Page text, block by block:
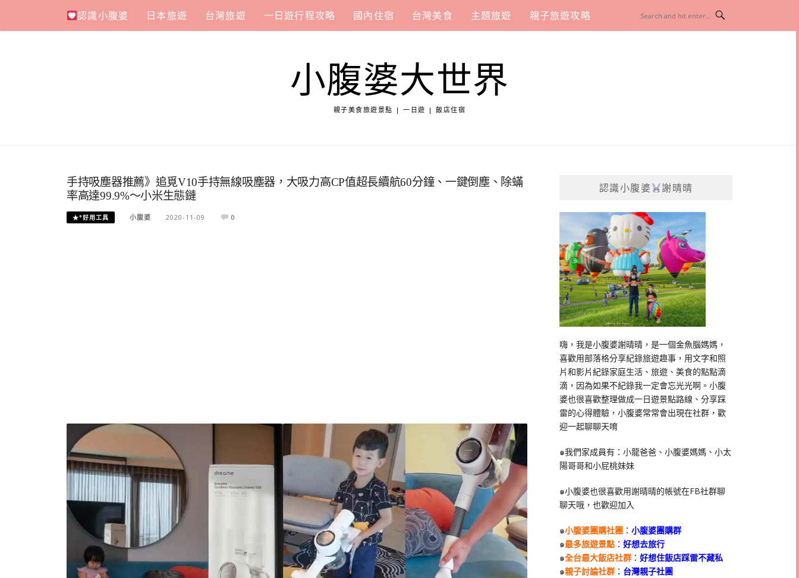
content
認識小腹婆 日本旅遊 台灣旅遊 一日遊行程攻略 國內住宿 台灣美食 主題旅遊 親子旅遊攻略
小腹婆大世界
親子美食旅遊景點 | 一日遊 | 飯店住宿
手持吸塵器推薦》追覓V10手持無線吸塵器，大吸力高CP值超長續航60分鐘、一鍵倒塵、除蟎
率高達99.9%～小米生態鏈
★°好用工具 小腹婆 2020-11-09 0
認識小腹婆 謝晴晴
嗨，我是小腹婆謝晴晴，是一個金魚腦媽媽，
喜歡用部落格分享紀錄旅遊趣事，用文字和照
片和影片紀錄家庭生活、旅遊、美食的點點滴
滴，因為如果不紀錄我一定會忘光光啊。小腹
婆也很喜歡整理做成一日遊景點路線、分享踩
雷的心得體驗，小腹婆常常會出現在社群，歡
迎一起聊聊天唷
๑我們家成員有：小龍爸爸、小腹婆媽媽、小太
陽哥哥和小屁桃妹妹
๑小腹婆也很喜歡用謝晴晴的帳號在FB社群聊
聊天哦，也歡迎加入
๑小腹婆團購社團 ：小腹婆團購群
๑最多旅遊景點 ：好想去旅行
๑全台最大飯店社群 ：好想住飯店踩雷不藏私
๑親子討論社群 ： 台灣親子社團